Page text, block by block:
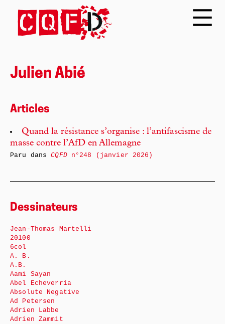
Julien Abié
Articles
Quand la résistance s’organise : l’antifascisme de
masse contre l’AfD en Allemagne
Paru dansCQFDn°248 (janvier 2026)
Dessinateurs
Jean-Thomas Martelli
20100
6col
A. B.
A.B.
Aami Sayan
Abel Echeverría
Absolute Negative
Ad Petersen
Adrien Labbe
Adrien Zammit